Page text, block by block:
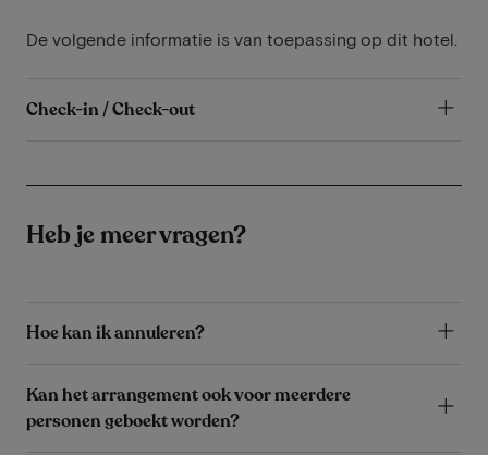
De volgende informatie is van toepassing op dit hotel.
Check-in / Check-out
Heb je meer vragen?
Hoe kan ik annuleren?
Kan het arrangement ook voor meerdere
personen geboekt worden?